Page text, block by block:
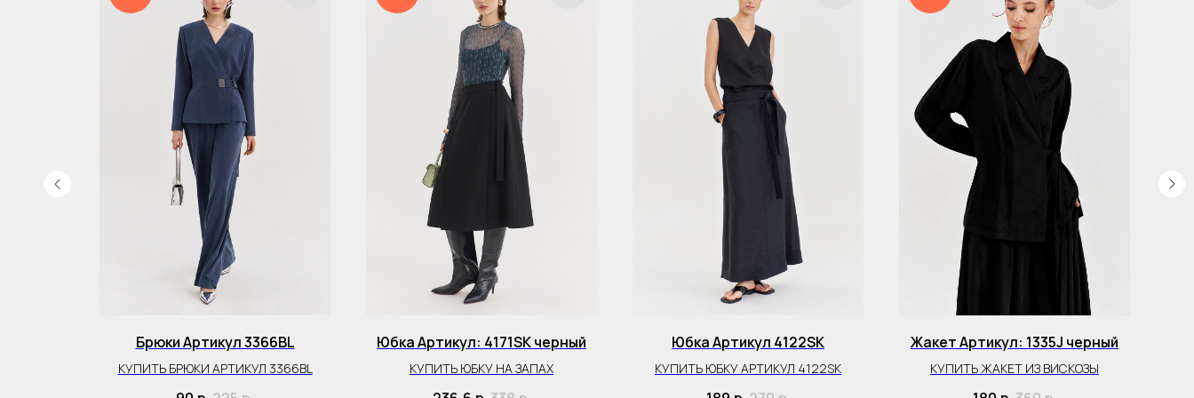
Брюки Артикул 3366BL
КУПИТЬ БРЮКИ АРТИКУЛ 3366BL
Юбка Артикул: 4171SK черный
КУПИТЬ ЮБКУ НА ЗАПАХ
Юбка Артикул 4122SK
КУПИТЬ ЮБКУ АРТИКУЛ 4122SK
Жакет Артикул: 1335J черный
КУПИТЬ ЖАКЕТ ИЗ ВИСКОЗЫ